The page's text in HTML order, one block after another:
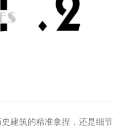
建筑的精准拿捏，还是细节